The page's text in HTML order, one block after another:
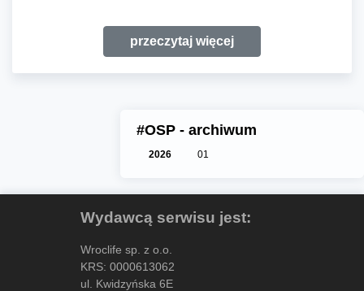
przeczytaj więcej
#OSP - archiwum
2026 01
Wydawcą serwisu jest:
Wroclife sp. z o.o.
KRS: 0000613062
ul. Kwidzyńska 6E